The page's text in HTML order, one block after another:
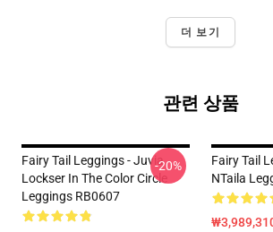
더 보기
관련 상품
Fairy Tail Leggings - Juvia
Lockser In The Color Circle
Leggings RB0607
-20%
Fairy Tail
NTaila